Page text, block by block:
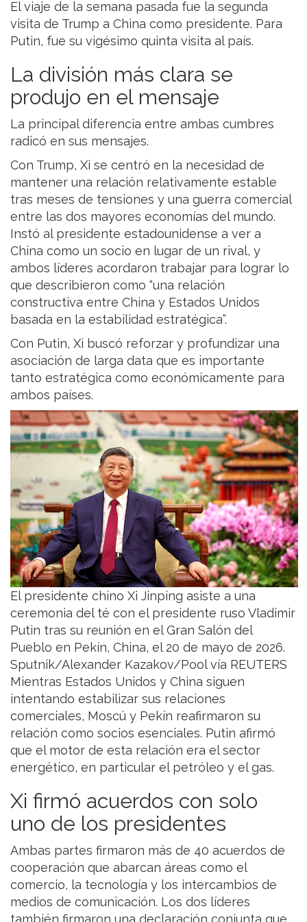
El viaje de la semana pasada fue la segunda
visita de Trump a China como presidente. Para
Putin, fue su vigésimo quinta visita al país.
La división más clara se
produjo en el mensaje
La principal diferencia entre ambas cumbres
radicó en sus mensajes.
Con Trump, Xi se centró en la necesidad de
mantener una relación relativamente estable
tras meses de tensiones y una guerra comercial
entre las dos mayores economías del mundo.
Instó al presidente estadounidense a ver a
China como un socio en lugar de un rival, y
ambos líderes acordaron trabajar para lograr lo
que describieron como “una relación
constructiva entre China y Estados Unidos
basada en la estabilidad estratégica”.
Con Putin, Xi buscó reforzar y profundizar una
asociación de larga data que es importante
tanto estratégica como económicamente para
ambos países.
El presidente chino Xi Jinping asiste a una
ceremonia del té con el presidente ruso Vladimir
Putin tras su reunión en el Gran Salón del
Pueblo en Pekín, China, el 20 de mayo de 2026.
Sputnik/Alexander Kazakov/Pool vía REUTERS
Mientras Estados Unidos y China siguen
intentando estabilizar sus relaciones
comerciales, Moscú y Pekín reafirmaron su
relación como socios esenciales. Putin afirmó
que el motor de esta relación era el sector
energético, en particular el petróleo y el gas.
Xi firmó acuerdos con solo
uno de los presidentes
Ambas partes firmaron más de 40 acuerdos de
cooperación que abarcan áreas como el
comercio, la tecnología y los intercambios de
medios de comunicación. Los dos líderes
también firmaron una declaración conjunta que